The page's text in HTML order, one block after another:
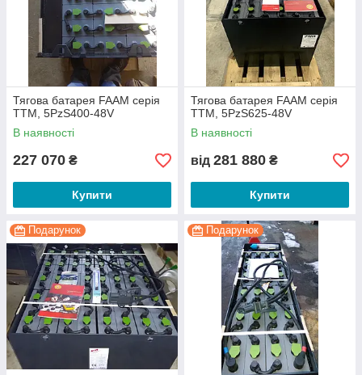
Тягова батарея FAAM серія
TTM, 5PzS400-48V
В наявності
227 070 ₴
Купити
Тягова батарея FAAM серія
TTM, 5PzS625-48V
В наявності
від 281 880 ₴
Купити
Подарунок Подарунок